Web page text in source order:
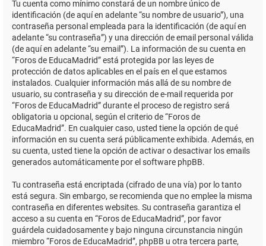
Tu cuenta como mínimo constará de un nombre único de
identificación (de aquí en adelante “su nombre de usuario”), una
contraseña personal empleada para la identificación (de aquí en
adelante “su contraseña”) y una dirección de email personal válida
(de aquí en adelante “su email”). La información de su cuenta en
“Foros de EducaMadrid” está protegida por las leyes de
protección de datos aplicables en el país en el que estamos
instalados. Cualquier información más allá de su nombre de
usuario, su contraseña y su dirección de e-mail requerida por
“Foros de EducaMadrid” durante el proceso de registro será
obligatoria u opcional, según el criterio de “Foros de
EducaMadrid”. En cualquier caso, usted tiene la opción de qué
información en su cuenta será públicamente exhibida. Además, en
su cuenta, usted tiene la opción de activar o desactivar los emails
generados automáticamente por el software phpBB.
Tu contraseña está encriptada (cifrado de una vía) por lo tanto
está segura. Sin embargo, se recomienda que no emplee la misma
contraseña en diferentes websites. Su contraseña garantiza el
acceso a su cuenta en “Foros de EducaMadrid”, por favor
guárdela cuidadosamente y bajo ninguna circunstancia ningún
miembro “Foros de EducaMadrid”, phpBB u otra tercera parte,